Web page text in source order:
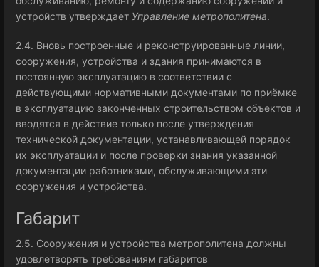
устройств утверждает Управление метрополитена.
2.4. Вновь построенные и реконструированные линии,
сооружения, устройства и здания принимаются в
постоянную эксплуатацию в соответствии с
действующими нормативными документами по приёмке
в эксплуатацию законченных строительством объектов и
вводятся в действие только после утверждения
технической документации, устанавливающей порядок
их эксплуатации и после проверки знания указанной
документации работниками, обслуживающими эти
сооружения и устройства.
Габарит
2.5. Сооружения и устройства метрополитена должны
удовлетворять требованиям габаритов